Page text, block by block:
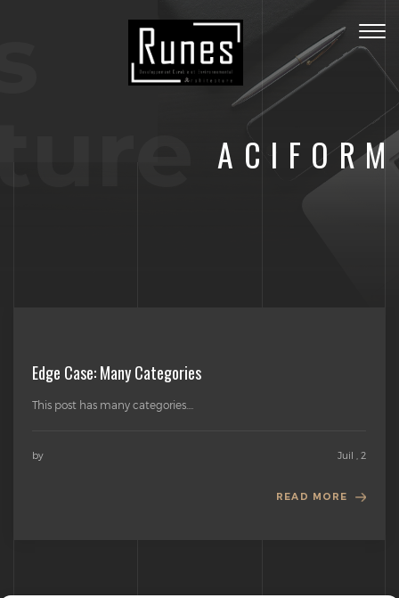
ACIFORM
Edge Case: Many Categories
This post has many categories....
by Juil , 2
READ MORE